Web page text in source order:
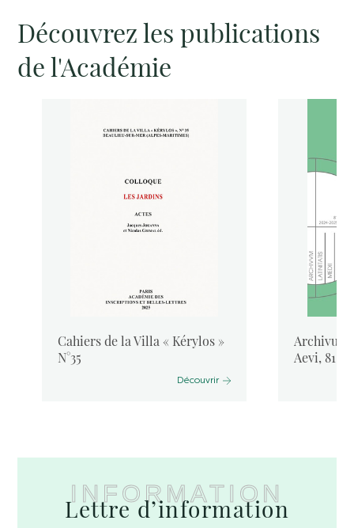
Découvrez les publications
de l'Académie
Cahiers de la Villa « Kérylos »
N°35
Découvrir
Aevi, 81,
INFORMATION
Lettre d’information